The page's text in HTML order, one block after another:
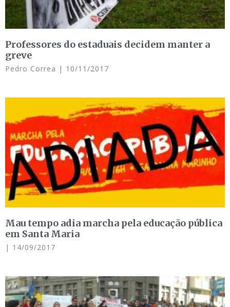
Professores do estaduais decidem manter a
greve
Pedro Correa 10/11/2017
Mau tempo adia marcha pela educação pública
em Santa Maria
14/09/2017